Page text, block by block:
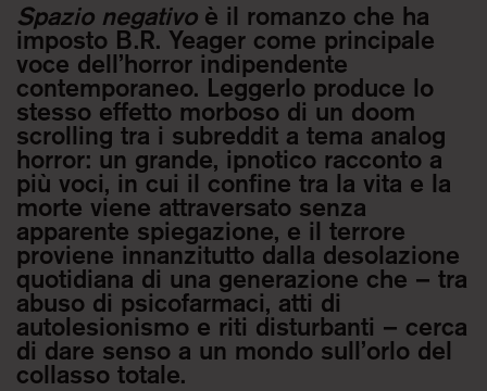
Spazio negativoè il romanzo che ha
imposto B.R. Yeager come principale
voce dell’horror indipendente
contemporaneo. Leggerlo produce lo
stesso effetto morboso di un doom
scrolling tra i subreddit a tema analog
horror: un grande, ipnotico racconto a
più voci, in cui il confine tra la vita e la
morte viene attraversato senza
apparente spiegazione, e il terrore
proviene innanzitutto dalla desolazione
quotidiana di una generazione che – tra
abuso di psicofarmaci, atti di
autolesionismo e riti disturbanti – cerca
di dare senso a un mondo sull’orlo del
collasso totale.